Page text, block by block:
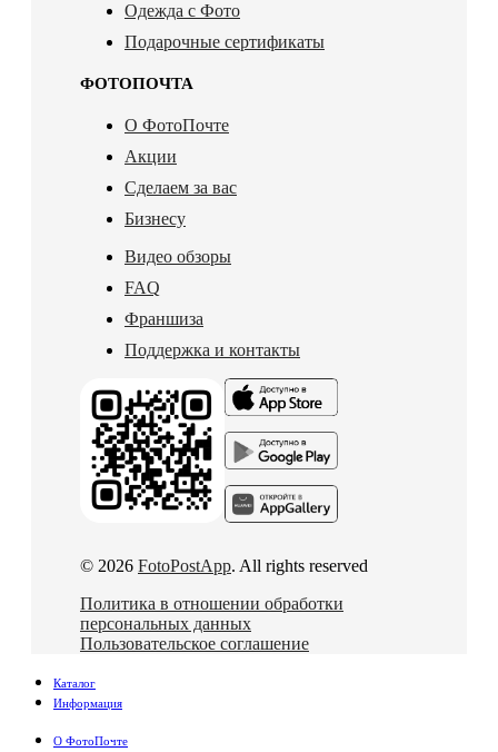
Одежда с Фото
Подарочные сертификаты
ФОТОПОЧТА
О ФотоПочте
Акции
Сделаем за вас
Бизнесу
Видео обзоры
FAQ
Франшиза
Поддержка и контакты
© 2026 FotoPostApp. All rights reserved
Политика в отношении обработки
персональных данных
Пользовательское соглашение
Каталог
Информация
О ФотоПочте